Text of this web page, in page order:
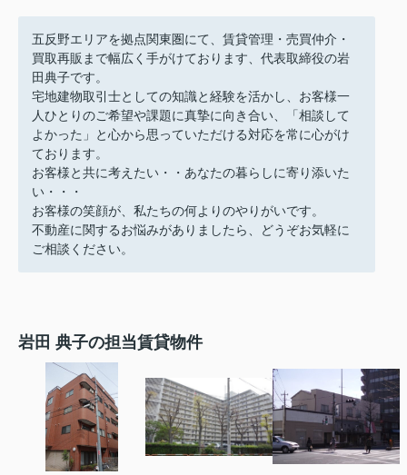
五反野エリアを拠点関東圏にて、賃貸管理・売買仲介・
買取再販まで幅広く手がけております、代表取締役の岩
田典子です。
宅地建物取引士としての知識と経験を活かし、お客様一
人ひとりのご希望や課題に真摯に向き合い、「相談して
よかった」と心から思っていただける対応を常に心がけ
ております。
お客様と共に考えたい・・あなたの暮らしに寄り添いた
い・・・
お客様の笑顔が、私たちの何よりのやりがいです。
不動産に関するお悩みがありましたら、どうぞお気軽に
ご相談ください。
岩田 典子の担当賃貸物件